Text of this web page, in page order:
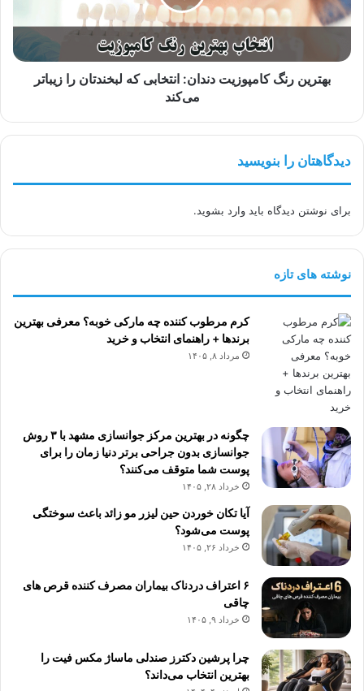
که
لبخندتان
زیباتر
می‌کندبهترین رنگ کامپوزیت دندان: انتخابی که لبخندتان را زیباتر
می‌کند
دیدگاهتان را بنویسید
برای نوشتن دیدگاه باید وارد بشوید.
نوشته های تازه
کرم مرطوب کننده چه مارکی خوبه؟ معرفی بهترین
برندها + راهنمای انتخاب و خرید
مرداد ۸, ۱۴۰۵
چگونه در بهترین مرکز جوانسازی مشهد با ۳ روش
جوانسازی بدون جراحی برتر دنیا زمان را برای
پوست شما متوقف می‌کنند؟
خرداد ۲۸, ۱۴۰۵
آیا تکان خوردن حین لیزر مو زائد باعث سوختگی
پوست می‌شود؟
خرداد ۲۶, ۱۴۰۵
۶ اعتراف دردناک بیماران مصرف کننده قرص های
چاقی
خرداد ۹, ۱۴۰۵
چرا پرشین دکترز صندلی ماساژ مکس فیت را
بهترین انتخاب می‌داند؟